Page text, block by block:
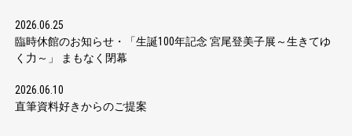
2026.06.25
臨時休館のお知らせ・「生誕100年記念 宮尾登美子展～生きてゆ
く力～」 まもなく閉幕
2026.06.10
直筆資料好きからのご提案